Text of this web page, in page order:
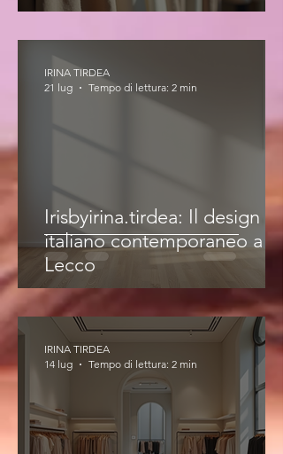
Irisbyirina.tirdea: Il design
italiano contemporaneo a
Lecco
IRINA TIRDEA
21 lug
Tempo di lettura: 2 min
IRINA TIRDEA
14 lug
Tempo di lettura: 2 min